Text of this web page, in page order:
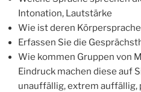
Intonation, Lautstärke
Wie ist deren
Erfassen Sie die
Wie kommen Gruppen von
Eindruck machen diese auf
unauffällig, extrem auffällig,